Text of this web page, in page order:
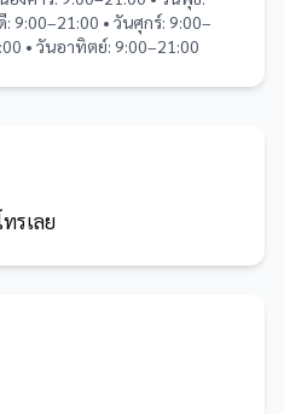
9:00–21:00 • วันศุกร์: 9:00–
• วันอาทิตย์: 9:00–21:00
ทรเลย